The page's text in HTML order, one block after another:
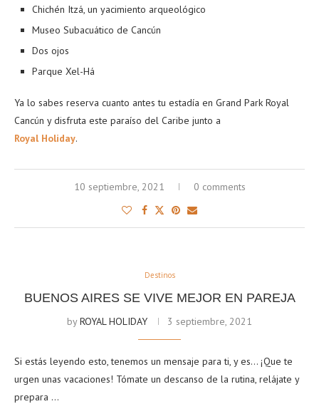
Chichén Itzá, un yacimiento arqueológico
Museo Subacuático de Cancún
Dos ojos
Parque Xel-Há
Ya lo sabes reserva cuanto antes tu estadía en Grand Park Royal
Cancún y disfruta este paraíso del Caribe junto a
Royal Holiday.
10 septiembre, 2021 0 comments
Destinos
BUENOS AIRES SE VIVE MEJOR EN PAREJA
byROYAL HOLIDAY 3 septiembre, 2021
Si estás leyendo esto, tenemos un mensaje para ti, y es… ¡Que te
urgen unas vacaciones! Tómate un descanso de la rutina, relájate y
prepara …